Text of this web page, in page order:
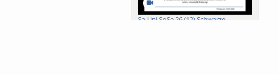
Sa-Uni SoSe 26 (12) Schwarze